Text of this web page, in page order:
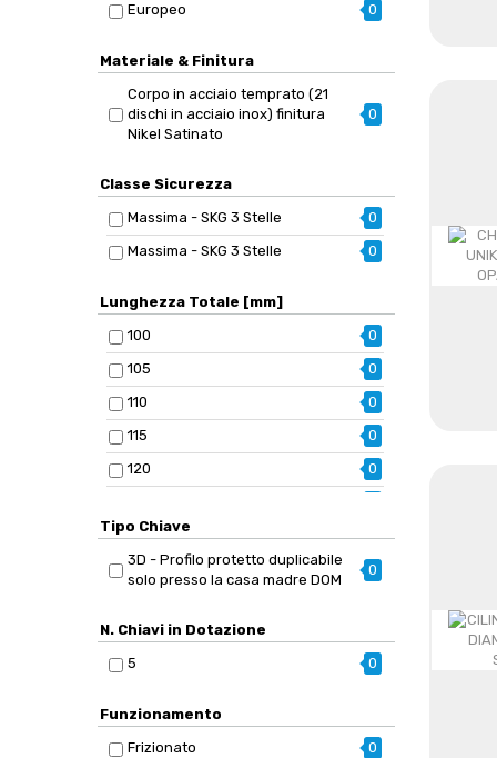
Europeo
0
Materiale & Finitura
Corpo in acciaio temprato (21
dischi in acciaio inox) finitura
Nikel Satinato
0
Classe Sicurezza
Massima - SKG 3 Stelle
0
Massima - SKG 3 Stelle
0
Lunghezza Totale [mm]
100
0
105
0
110
0
115
0
120
0
45
0
50
0
60
65
0
0
Tipo Chiave
3D - Profilo protetto duplicabile
solo presso la casa madre DOM
0
N. Chiavi in Dotazione
5
0
Funzionamento
Frizionato
0